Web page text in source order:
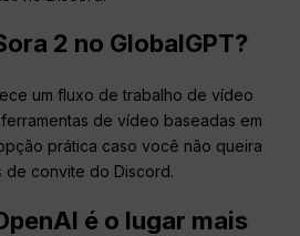
2 no GlobalGPT?
um fluxo de trabalho de vídeo
de vídeo baseadas em
prática caso você não queira
convite do Discord.
é o lugar mais